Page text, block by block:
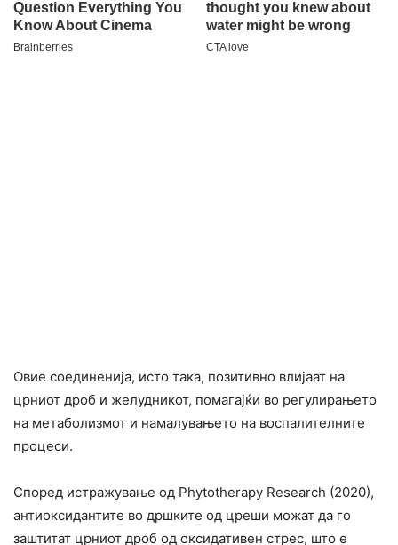
Овие соединенија, исто така, позитивно влијаат на
црниот дроб и желудникот, помагајќи во регулирањето
на метаболизмот и намалувањето на воспалителните
процеси.
Според истражување од Phytotherapy Research (2020),
антиоксидантите во дршките од цреши можат да го
заштитат црниот дроб од оксидативен стрес, што е